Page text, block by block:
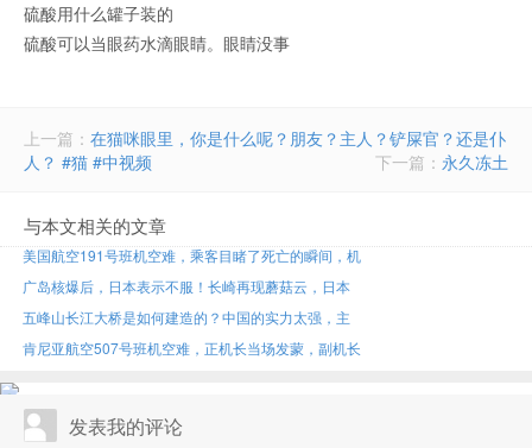
硫酸用什么罐子装的
硫酸可以当眼药水滴眼睛。眼睛没事
上一篇： 在猫咪眼里，你是什么呢？朋友？主人？铲屎官？还是仆
人？ #猫 #中视频
下一篇： 永久冻土
与本文相关的文章
美国航空191号班机空难，乘客目睹了死亡的瞬间，机
广岛核爆后，日本表示不服！长崎再现蘑菇云，日本
五峰山长江大桥是如何建造的？中国的实力太强，主
肯尼亚航空507号班机空难，正机长当场发蒙，副机长
发表我的评论